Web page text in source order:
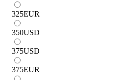
325EUR
350USD
375USD
375EUR